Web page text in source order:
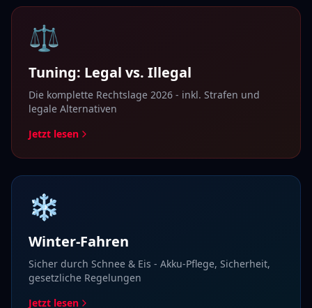
⚖️
Tuning: Legal vs. Illegal
Die komplette Rechtslage 2026 - inkl. Strafen und
legale Alternativen
Jetzt lesen
❄️
Winter-Fahren
Sicher durch Schnee & Eis - Akku-Pflege, Sicherheit,
gesetzliche Regelungen
Jetzt lesen